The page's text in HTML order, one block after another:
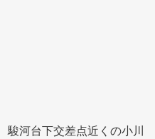
河台下交差点近くの小川